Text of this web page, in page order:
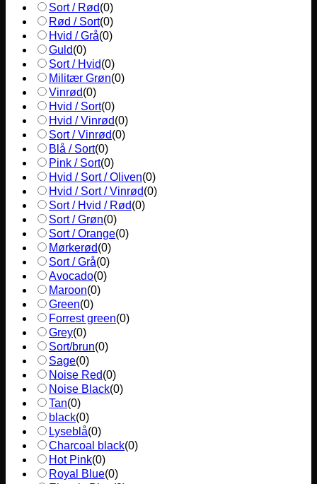
Sort / Rød(0)
Rød / Sort(0)
Hvid / Grå(0)
Guld(0)
Sort / Hvid(0)
Militær Grøn(0)
Vinrød(0)
Hvid / Sort(0)
Hvid / Vinrød(0)
Sort / Vinrød(0)
Blå / Sort(0)
Pink / Sort(0)
Hvid / Sort / Oliven(0)
Hvid / Sort / Vinrød(0)
Sort / Hvid / Rød(0)
Sort / Grøn(0)
Sort / Orange(0)
Mørkerød(0)
Sort / Grå(0)
Avocado(0)
Maroon(0)
Green(0)
Forrest green(0)
Grey(0)
Sort/brun(0)
Sage(0)
Noise Red(0)
Noise Black(0)
Tan(0)
black(0)
Lyseblå(0)
Charcoal black(0)
Hot Pink(0)
Royal Blue(0)